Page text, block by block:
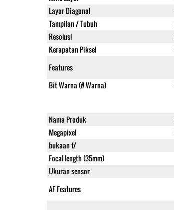
Layar Diagonal
Tampilan / Tubuh
Resolusi
Kerapatan Piksel
Features
Bit Warna (# Warna)
Nama Produk
Megapixel
bukaan f/
Focal length (35mm)
Ukuran sensor
AF Features